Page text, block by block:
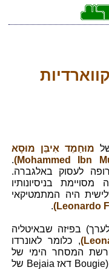
מוּחַמֵד אִיבֵּן מוּסָא
.
לעסוק באלגברה.
בניסיונותיו
היה המתמטיקאי
.
פיבונצ'י נולד בשנת 1175 (לערך) בפיזה שבאיטליה
, כלומר לאונרדו
רשת המסחר הימי של
איטליה, והיה מוצב בעיר הנמל באג'יה (Bougie דאז Bejaia של